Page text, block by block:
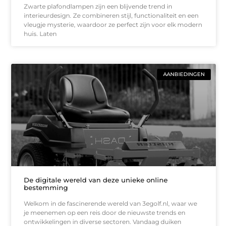
Zwarte plafondlampen zijn een blijvende trend in
interieurdesign. Ze combineren stijl, functionaliteit en een
vleugje mysterie, waardoor ze perfect zijn voor elk modern
huis. Laten
AANBIEDINGEN
De digitale wereld van deze unieke online
bestemming
Welkom in de fascinerende wereld van 3egolf.nl, waar we
je meenemen op een reis door de nieuwste trends en
ontwikkelingen in diverse sectoren. Vandaag duiken